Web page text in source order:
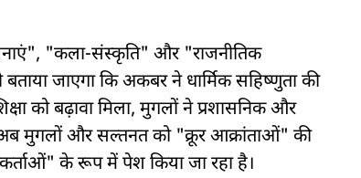
"कला-संस्कृति" और "राजनीतिक
जाएगा कि अकबर ने धार्मिक सहिष्णुता की
को बढ़ावा मिला, मुगलों ने प्रशासनिक और
मुगलों और सल्तनत को "क्रूर आक्रांताओं" की
के रूप में पेश किया जा रहा है।